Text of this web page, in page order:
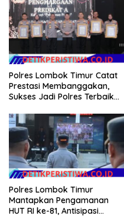
Polres Lombok Timur Catat
Prestasi Membanggakan,
Sukses Jadi Polres Terbaik
NTB
Polres Lombok Timur
Mantapkan Pengamanan
HUT RI ke-81, Antisipasi